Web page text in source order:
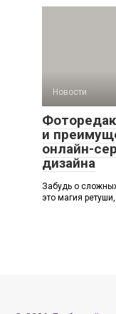
Новости
и
онлайн-
дизайна
Забудь о
это магия